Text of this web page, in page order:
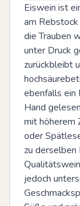
Eiswein ist
am
die Trauben
unter Druck
zurückbleibt
ebenfalls ein
Hand
mit höherem
oder
zu
jedoch